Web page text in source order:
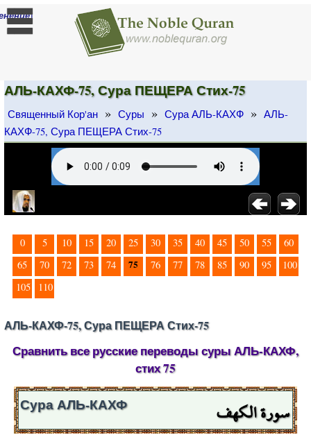
]
АЛЬ-КАХФ-75, Сура ПЕЩЕРА Стих-75
Священный Кор'ан » Суры » Сура АЛЬ-КАХФ » АЛЬ-
КАХФ-75, Сура ПЕЩЕРА Стих-75
0 5 10 15 20 25 30 35 40 45 50 55
60
65
70 72 73 74 75 76 77 78 85 90 95
100
105
110
АЛЬ-КАХФ-75, Сура ПЕЩЕРА Стих-75
Сравнить все русские переводы суры АЛЬ-КАХФ,
стих 75
سورة الكهف Сура АЛЬ-КАХФ